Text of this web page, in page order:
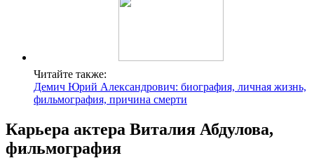
Читайте также:
Демич Юрий Александрович: биография, личная жизнь,
фильмография, причина смерти
Карьера актера Виталия Абдулова,
фильмография